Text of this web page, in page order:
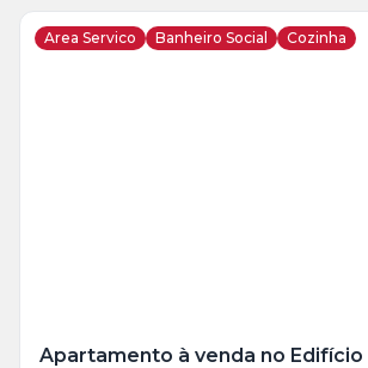
Area Servico Banheiro Social Cozinha
Apartamento à venda no Edifício